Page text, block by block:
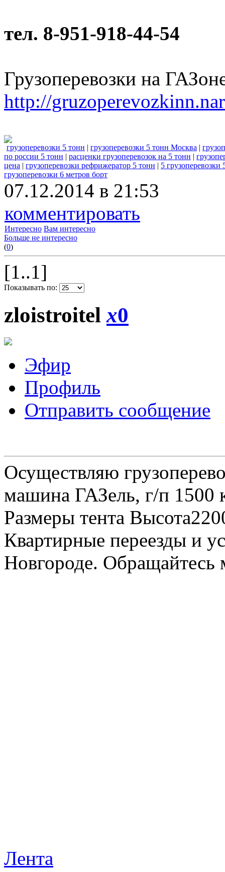
тел. 8-951-918-44-54
Грузоперевозки на
http://
грузоперевозки 5 тонн | грузоперевозки 5 тонн Москва |
по россии 5 тонн | расценки грузоперевозок на 5 тонн |
цена | грузоперевозки рефрижератор 5 тонн | 5 грузоперевозки
грузоперевозки 6 метров борт
07.12.2014 в 21:53
комментировать
Интересно Вам интересно
Больше не интересно
(0)
[1..1]
Показывать по:
zloistroitelx0
Эфир
Профиль
Отправить сообщение
Осуществляю
машина ГАЗель, г/п 1500
Размеры тента
Квартирные переезды и
Новгороде.
Лента